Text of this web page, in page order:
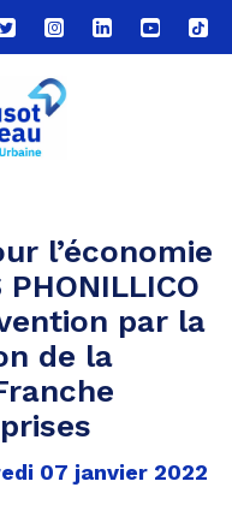
Lien
vers
compte
Twitter
Lien
vers
le
compte
Lien
vers
Lien
vers
Lien
vers
l’économie
par la
de la
07 janvier 2022